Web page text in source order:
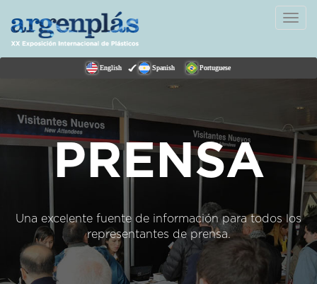
English Spanish Portuguese
PRENSA
Una excelente fuente de información para todos los
representantes de prensa.